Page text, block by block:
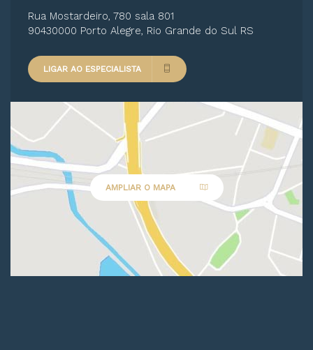
Rua Mostardeiro, 780 sala 801
90430000 Porto Alegre, Rio Grande do Sul RS
LIGAR AO ESPECIALISTA
AMPLIAR O MAPA